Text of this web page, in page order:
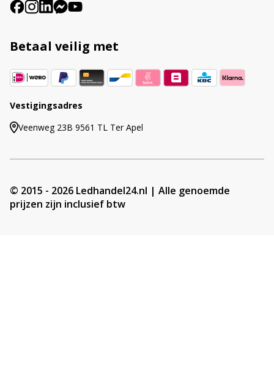
Betaal veilig met
Vestigingsadres
Veenweg 23B 9561 TL Ter Apel
© 2015 - 2026 Ledhandel24.nl | Alle genoemde
prijzen zijn inclusief btw